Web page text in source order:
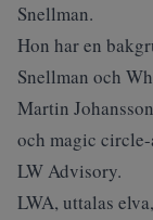
Snellman.
Hon har en
Snellman och
Martin
och magic
LW Advisory.
LWA, uttalas